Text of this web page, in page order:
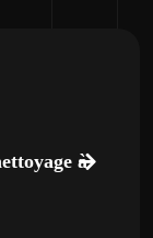
à